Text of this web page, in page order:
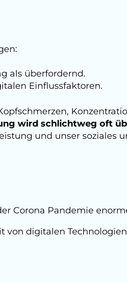
als überfordernd.
Einflussfaktoren.
wird schlichtweg oft
und unser soziales
Corona Pandemie
von digitalen